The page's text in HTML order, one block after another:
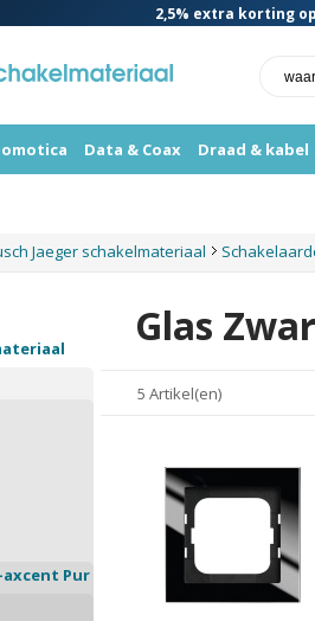
2,5% extra korting
Data & Coax Draad & kabel
Jaeger schakelmateriaal
Glas
5 Artikel(en)
Pur